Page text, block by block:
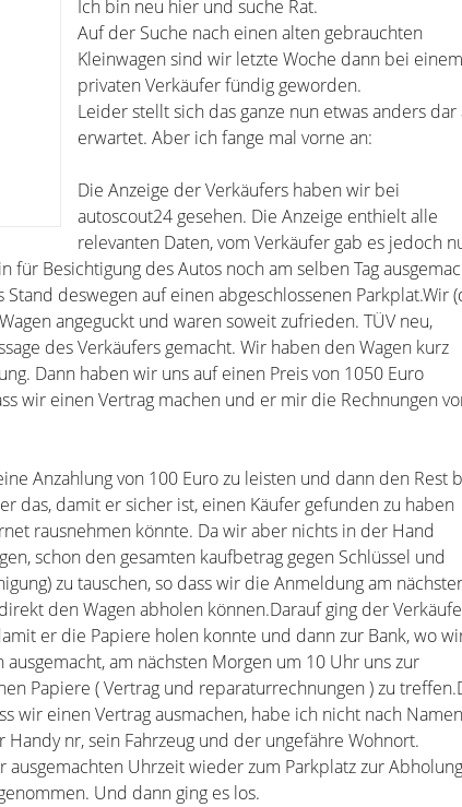
Ich bin neu hier und suche Rat.
Auf der Suche nach einen alten gebrauchten
Kleinwagen sind wir letzte Woche dann bei einem
privaten Verkäufer fündig geworden.
Leider stellt sich das ganze nun etwas anders dar
erwartet. Aber ich fange mal vorne an:
Die Anzeige der Verkäufers haben wir bei
autoscout24 gesehen. Die Anzeige enthielt alle
relevanten Daten, vom Verkäufer gab es jedoch
für Besichtigung des Autos noch am selben Tag
deswegen auf einen abgeschlossenen Parkplat.Wir
angeguckt und waren soweit zufrieden. TÜV neu,
des Verkäufers gemacht. Wir haben den Wagen kurz
Dann haben wir uns auf einen Preis von 1050 Euro
wir einen Vertrag machen und er mir die Rechnungen
Anzahlung von 100 Euro zu leisten und dann den Rest
das, damit er sicher ist, einen Käufer gefunden zu haben
rausnehmen könnte. Da wir aber nichts in der Hand
schon den gesamten kaufbetrag gegen Schlüssel und
zu tauschen, so dass wir die Anmeldung am
den Wagen abholen können.Darauf ging der
er die Papiere holen konnte und dann zur Bank, wo
am nächsten Morgen um 10 Uhr uns zur
Papiere ( Vertrag und reparaturrechnungen ) zu
wir einen Vertrag ausmachen, habe ich nicht nach Namen
nr, sein Fahrzeug und der ungefähre Wohnort.
ausgemachten Uhrzeit wieder zum Parkplatz zur
Und dann ging es los.